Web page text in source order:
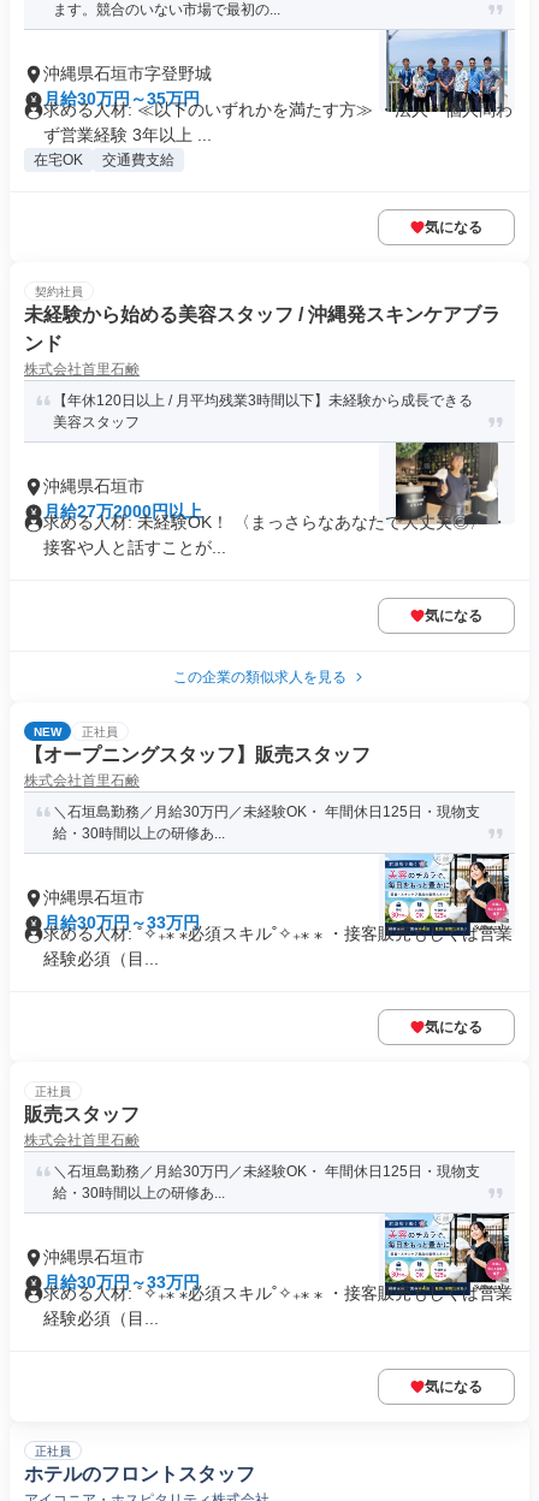
ます。競合のいない市場で最初の...
沖縄県石垣市字登野城
月給30万円～35万円
求める人材: ≪以下のいずれかを満たす方≫ ・法人・個人問わ
ず営業経験 3年以上 ...
在宅OK 交通費支給
気になる
契約社員
未経験から始める美容スタッフ / 沖縄発スキンケアブラ
ンド
株式会社首里石鹸
【年休120日以上 / 月平均残業3時間以下】未経験から成長できる
美容スタッフ
沖縄県石垣市
月給27万2000円以上
求める人材: 未経験OK！ 〈まっさらなあなたで大丈夫◎〉 ・
接客や人と話すことが...
気になる
この企業の類似求人を見る
NEW 正社員
【オープニングスタッフ】販売スタッフ
株式会社首里石鹸
＼石垣島勤務／月給30万円／未経験OK・ 年間休日125日・現物支
給・30時間以上の研修あ...
沖縄県石垣市
月給30万円～33万円
求める人材: ˚✧₊⁎ ⁎必須スキル˚✧₊⁎ ⁎ ・接客販売もしくは営業
経験必須（目...
気になる
正社員
販売スタッフ
株式会社首里石鹸
＼石垣島勤務／月給30万円／未経験OK・ 年間休日125日・現物支
給・30時間以上の研修あ...
沖縄県石垣市
月給30万円～33万円
求める人材: ˚✧₊⁎ ⁎必須スキル˚✧₊⁎ ⁎ ・接客販売もしくは営業
経験必須（目...
気になる
正社員
ホテルのフロントスタッフ